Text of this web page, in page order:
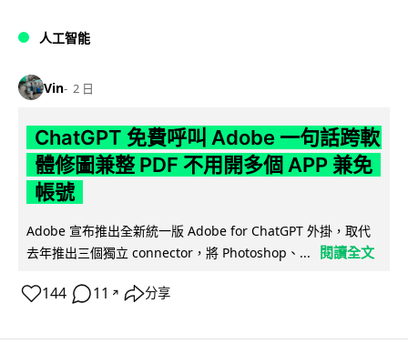
人工智能
Vin 2 日
ChatGPT 免費呼叫 Adobe 一句話跨軟
體修圖兼整 PDF 不用開多個 APP 兼免
帳號
Adobe 宣布推出全新統一版 Adobe for ChatGPT 外掛，取代
去年推出三個獨立 connector，將 Photoshop、...
閱讀全文
144 11 ↗ 分享